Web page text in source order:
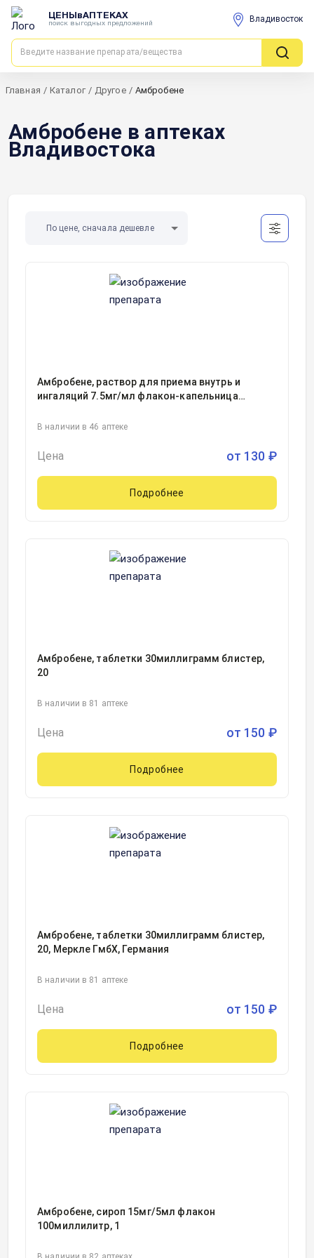
ЦЕНЫвАПТЕКАХ
поиск выгодных предложений Владивосток
Главная / Каталог / Другое / Амбробене
Амбробене в аптеках
Владивостока
По цене, сначала дешевле
Амбробене, раствор для приема внутрь и
ингаляций 7.5мг/мл флакон-капельница
стаканчиком 40миллилитр, 1
В наличии в 46 аптеке
Цена от 130 ₽
Подробнее
Амбробене, таблетки 30миллиграмм блистер,
20
В наличии в 81 аптеке
Цена от 150 ₽
Подробнее
Амбробене, таблетки 30миллиграмм блистер,
20, Меркле ГмбХ, Германия
В наличии в 81 аптеке
Цена от 150 ₽
Подробнее
Амбробене, сироп 15мг/5мл флакон
100миллилитр, 1